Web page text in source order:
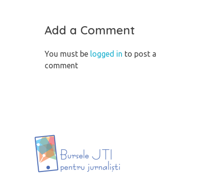
Add a Comment
You must be logged in to post a
comment